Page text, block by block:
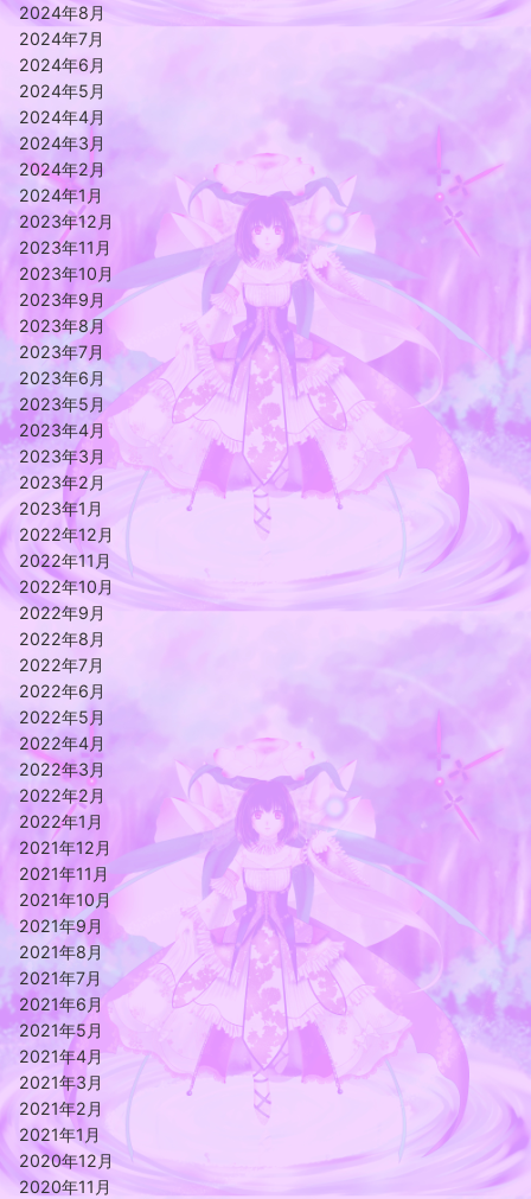
2024年8月
2024年7月
2024年6月
2024年5月
2024年4月
2024年3月
2024年2月
2024年1月
2023年12月
2023年11月
2023年10月
2023年9月
2023年8月
2023年7月
2023年6月
2023年5月
2023年4月
2023年3月
2023年2月
2023年1月
2022年12月
2022年11月
2022年10月
2022年9月
2022年8月
2022年7月
2022年6月
2022年5月
2022年4月
2022年3月
2022年2月
2022年1月
2021年12月
2021年11月
2021年10月
2021年9月
2021年8月
2021年7月
2021年6月
2021年5月
2021年4月
2021年3月
2021年2月
2021年1月
2020年12月
2020年11月